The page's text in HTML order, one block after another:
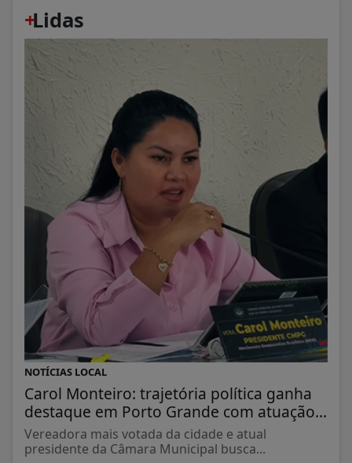
+
Lidas
NOTÍCIAS LOCAL
Carol Monteiro: trajetória política ganha
destaque em Porto Grande com atuação...
Vereadora mais votada da cidade e atual
presidente da Câmara Municipal busca...